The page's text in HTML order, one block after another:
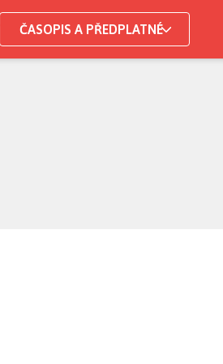
ČASOPIS A PŘEDPLATNÉ